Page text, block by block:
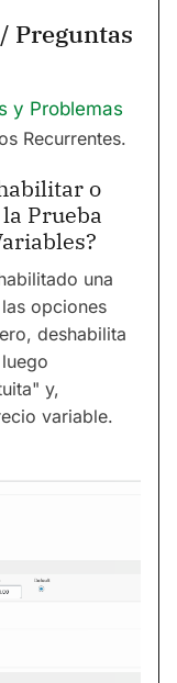
Preguntas
y Problemas
Recurrentes.
o
Prueba
una
opciones
deshabilita
y,
variable.